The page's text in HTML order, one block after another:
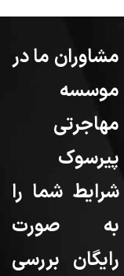
مشاوران ما در
موسسه
مهاجرتی
پیرسوک
شرایط شما را
به صورت
رایگان بررسی